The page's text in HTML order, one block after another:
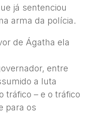
já sentenciou
arma da polícia.
de Ágatha ela
entre
a luta
tráfico – e o tráfico
para os